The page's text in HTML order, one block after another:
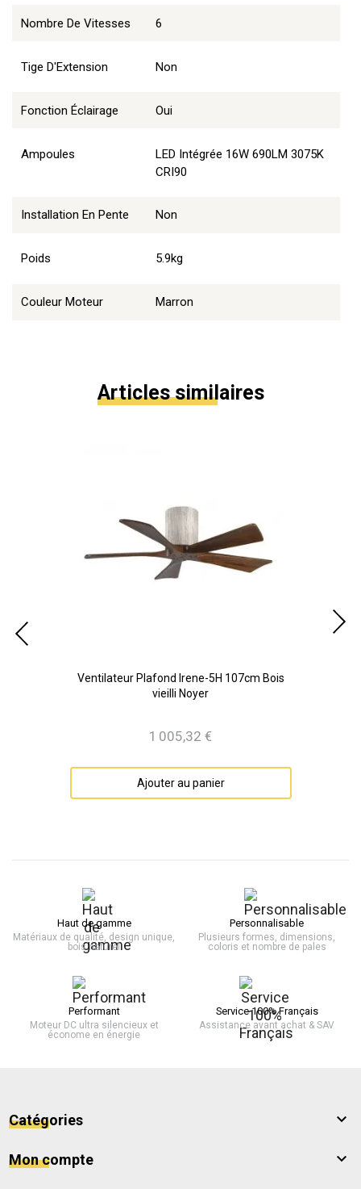
Nombre De Vitesses 6
Tige D'Extension Non
Fonction Éclairage Oui
Ampoules
LED Intégrée 16W 690LM 3075K
CRI90
Installation En Pente Non
Poids 5.9kg
Couleur Moteur Marron
Articles similaires
Ventilateur Plafond Irene-5H 107cm Bois
vieilli Noyer
Prix
1 005,32 €
Ajouter au panier
Haut de gamme
Matériaux de qualité, design unique,
bois naturel
Personnalisable
Plusieurs formes, dimensions,
coloris et nombre de pales
Performant
Moteur DC ultra silencieux et
économe en énergie
Service 100% Français
Assistance avant achat & SAV
Catégories 
Mon compte 